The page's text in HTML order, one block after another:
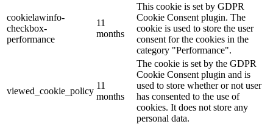
cookielawinfo-
checkbox-
performance
11
months
This cookie is set by GDPR
Cookie Consent plugin. The
cookie is used to store the user
consent for the cookies in the
category "Performance".
viewed_cookie_policy
11
months
The cookie is set by the GDPR
Cookie Consent plugin and is
used to store whether or not user
has consented to the use of
cookies. It does not store any
personal data.